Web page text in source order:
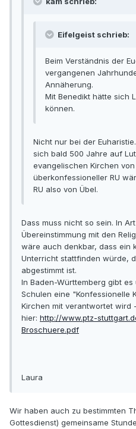
Eifelgeist schrieb:
Beim Verständnis der
vergangenen
Annäherung.
Mit Benedikt hätte sich
können.
Nicht nur bei der
sich bald 500 Jahre auf
evangelischen Kirchen
überkonfessioneller RU
RU also von Übel.
Dass muss nicht so sein. In
Übereinstimmung mit den
wäre auch denkbar, dass ein
Unterricht stattfinden würde,
abgestimmt ist.
In Baden-Württemberg gibt
Schulen eine "Konfessionelle
Kirchen mit verantwortet wird
hier: http://www.ptz-
Broschuere.pdf
Laura
Wir haben auch zu bestimmten
Gottesdienst) gemeinsame